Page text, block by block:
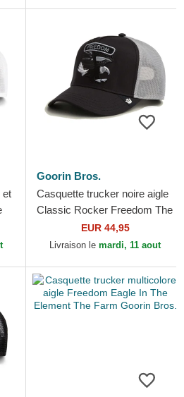
et
Goorin Bros.
Casquette trucker noire aigle
Classic Rocker Freedom The
Farm Goorin Bros.
EUR 44,95
Livraison le mardi, 11 aout